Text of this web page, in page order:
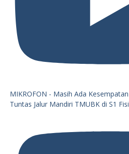
MIKROFON - Masih Ada
Tuntas Jalur Mandiri TMUBK di S1